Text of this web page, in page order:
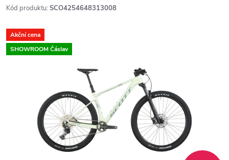
Kód produktu: SCO4254648313008
Akční cena
SHOWROOM Čáslav